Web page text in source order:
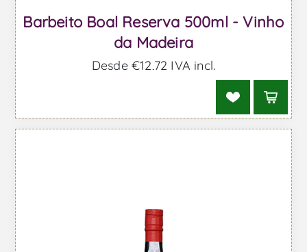
Barbeito Boal Reserva 500ml - Vinho
da Madeira
Desde €12,72 IVA incl.